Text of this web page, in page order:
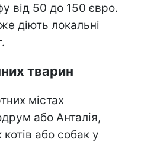
від 50 до 150 євро.
діють локальні
тварин
містах
або Анталія,
або собак у